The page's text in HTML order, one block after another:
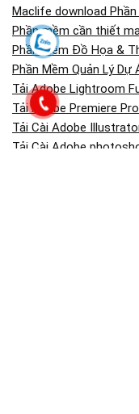
Maclife download
Phần mềm cần thiết
Phần Mềm Đồ Họa &
Phần Mềm Quản Lý
Tải Adobe Lightroom
Tải Adobe Premiere
Tải Cài Adobe
Tải Cài Adobe